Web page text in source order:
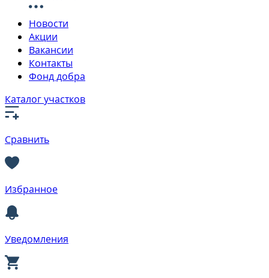
Новости
Акции
Вакансии
Контакты
Фонд добра
Каталог участков
Сравнить
Избранное
Уведомления